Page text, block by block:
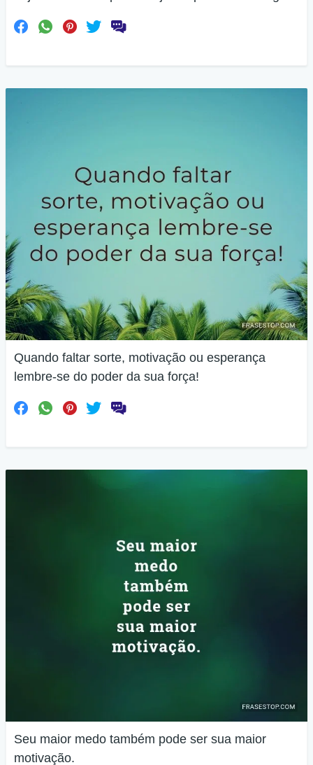
Quando faltar sorte, motivação ou esperança
lembre-se do poder da sua força!
Seu maior medo também pode ser sua maior
motivação.